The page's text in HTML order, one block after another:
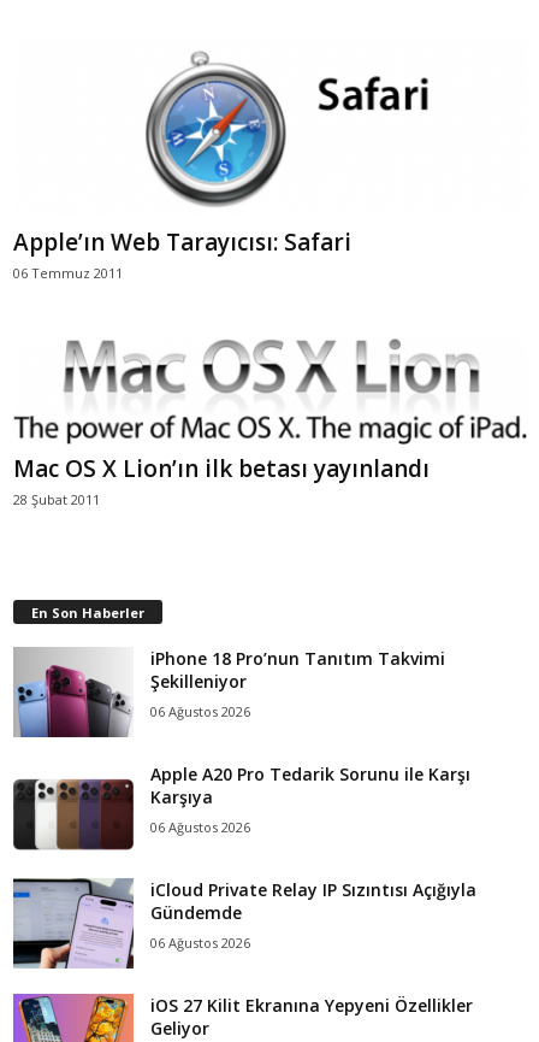
Apple’ın Web Tarayıcısı: Safari
06 Temmuz 2011
Mac OS X Lion’ın ilk betası yayınlandı
28 Şubat 2011
En Son Haberler
iPhone 18 Pro’nun Tanıtım Takvimi
Şekilleniyor
06 Ağustos 2026
Apple A20 Pro Tedarik Sorunu ile Karşı
Karşıya
06 Ağustos 2026
iCloud Private Relay IP Sızıntısı Açığıyla
Gündemde
06 Ağustos 2026
iOS 27 Kilit Ekranına Yepyeni Özellikler
Geliyor